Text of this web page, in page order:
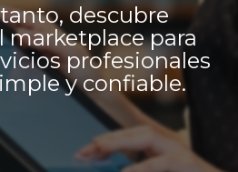
descubre
marketplace para
profesionales
y confiable.